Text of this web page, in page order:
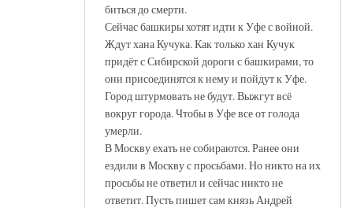
биться до смерти.
Сейчас башкиры хотят идти к Уфе с войной.
Ждут хана Кучука. Как только хан Кучук
придёт с Сибирской дороги с башкирами, то
они присоединятся к нему и пойдут к Уфе.
Город штурмовать не будут. Выжгут всё
вокруг города. Чтобы в Уфе все от голода
умерли.
В Москву ехать не собираются. Ранее они
ездили в Москву с просьбами. Но никто на их
просьбы не ответил и сейчас никто не
ответит. Пусть пишет сам князь Андрей